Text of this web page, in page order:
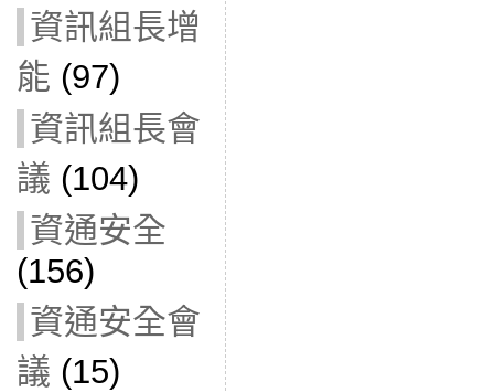
資訊組長增
能 (97)
資訊組長會
議 (104)
資通安全
(156)
資通安全會
議 (15)